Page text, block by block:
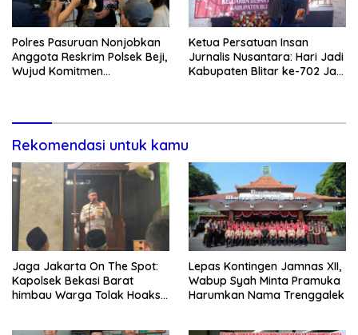
Polres Pasuruan Nonjobkan
Anggota Reskrim Polsek Beji,
Wujud Komitmen
Ketua Persatuan Insan
Jurnalis Nusantara: Hari Jadi
Kabupaten Blitar ke-702 Jadi
Rekomendasi untuk kamu
Jaga Jakarta On The Spot:
Kapolsek Bekasi Barat
himbau Warga Tolak Hoaks
Lepas Kontingen Jamnas XII,
Wabup Syah Minta Pramuka
Harumkan Nama Trenggalek